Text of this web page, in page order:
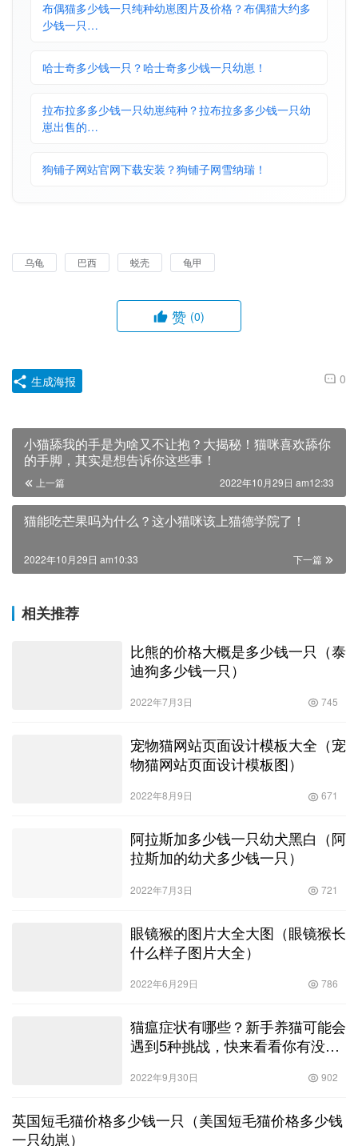
布偶猫多少钱一只纯种幼崽图片及价格？布偶猫大约多
少钱一只…
哈士奇多少钱一只？哈士奇多少钱一只幼崽！
拉布拉多多少钱一只幼崽纯种？拉布拉多多少钱一只幼
崽出售的…
狗铺子网站官网下载安装？狗铺子网雪纳瑞！
乌龟 巴西 蜕壳 龟甲
赞 (0)
0
生成海报
小猫舔我的手是为啥又不让抱？大揭秘！猫咪喜欢舔你
的手脚，其实是想告诉你这些事！
上一篇 2022年10月29日 am12:33
猫能吃芒果吗为什么？这小猫咪该上猫德学院了！
下一篇
2022年10月29日 am10:33
相关推荐
比熊的价格大概是多少钱一只（泰
迪狗多少钱一只）
2022年7月3日 745
宠物猫网站页面设计模板大全（宠
物猫网站页面设计模板图）
2022年8月9日 671
阿拉斯加多少钱一只幼犬黑白（阿
拉斯加的幼犬多少钱一只）
2022年7月3日 721
眼镜猴的图片大全大图（眼镜猴长
什么样子图片大全）
2022年6月29日 786
猫瘟症状有哪些？新手养猫可能会
遇到5种挑战，快来看看你有没有
2022年9月30日 902
英国短毛猫价格多少钱一只（美国短毛猫价格多少钱
一只幼崽）